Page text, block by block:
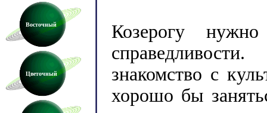
Восточный
Цветочный
Козерогу
знакомство с
хорошо бы